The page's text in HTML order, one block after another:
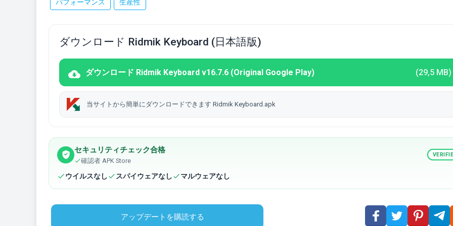
パフォーマンス 生産性
ダウンロード Ridmik Keyboard (日本語版)
ダウンロード Ridmik Keyboard v16.7.6 (Original Google Play) (29,5 MB)
当サイトから簡単にダウンロードできます Ridmik Keyboard.apk
セキュリティチェック合格
確認者 APK Store
ウイルスなし スパイウェアなし マルウェアなし
アップデートを購読する